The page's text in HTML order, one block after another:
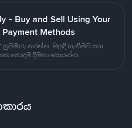
- Buy and Sell Using Your
Payment Methods
හුවමාරු කරන්න. මිලදී ගැනීමට සහ
හොඳම දීමනා සොයන්න